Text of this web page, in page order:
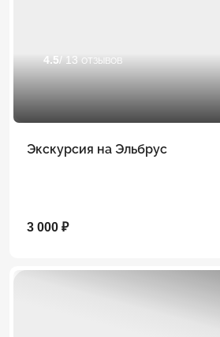
4.5/ 13 отзывов
Экскурсия на Эльбрус
3 000 ₽